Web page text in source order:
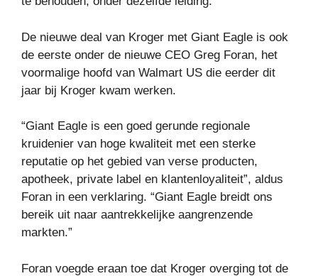
De nieuwe deal van Kroger met Giant Eagle is ook
de eerste onder de nieuwe CEO Greg Foran, het
voormalige hoofd van Walmart US die eerder dit
jaar bij Kroger kwam werken.
“Giant Eagle is een goed gerunde regionale
kruidenier van hoge kwaliteit met een sterke
reputatie op het gebied van verse producten,
apotheek, private label en klantenloyaliteit”, aldus
Foran in een verklaring. “Giant Eagle breidt ons
bereik uit naar aantrekkelijke aangrenzende
markten.”
Foran voegde eraan toe dat Kroger overging tot de